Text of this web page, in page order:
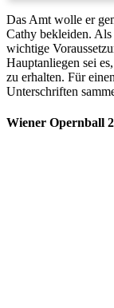
Das Amt wolle er
Cathy bekleiden.
wichtige
Hauptanliegen sei
zu erhalten. Für
Unterschriften
Wiener Opernball